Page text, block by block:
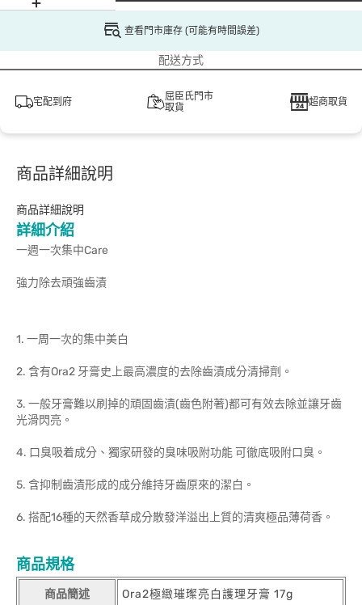
查看門市庫存 (可能有時間誤差)
配送方式
宅配到府
屈臣氏門市
取貨
超商取貨
商品詳細說明
商品詳細說明
詳細介紹
一週一次集中Care
強力除去頑強齒漬
1. 一周一次的集中美白
2. 含有Ora2 牙膏史上最高濃度的去除齒漬成分清掃劑。
3. 一般牙膏難以刷掉的頑固齒漬(齒色附著)都可有效去除並讓牙齒
光滑閃亮。
4. 口臭吸着成分、獨家研發的臭味吸附功能 可徹底吸附口臭。
5. 含抑制齒漬形成的成分維持牙齒原來的潔白。
6. 搭配16種的天然香草成分散發洋溢出上質的清爽極品薄荷香。
商品規格
商品簡述 Ora2極緻璀璨亮白護理牙膏 17g